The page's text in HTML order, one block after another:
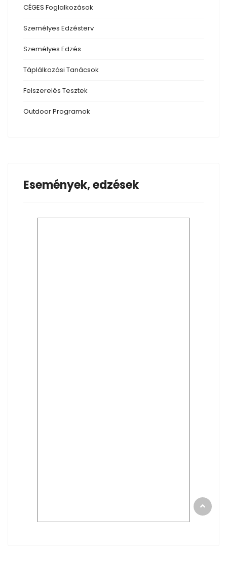
CÉGES Foglalkozások
Személyes Edzésterv
Személyes Edzés
Táplálkozási Tanácsok
Felszerelés Tesztek
OutdoorProgramok
Események, edzések